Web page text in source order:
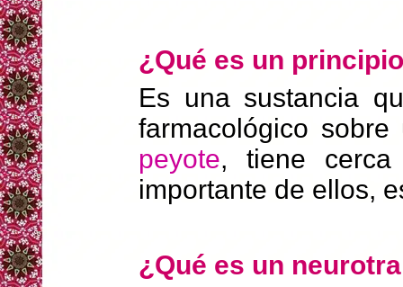
¿Qué es un
Es una sustancia
farmacológico
peyote, tiene
importante de ellos,
¿Qué es un